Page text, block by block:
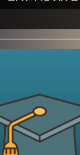
שרון, בניגוד
הראשית
על אופן
שבאמת
ימשיך